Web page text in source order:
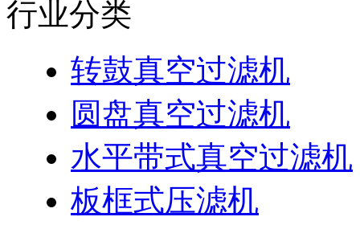
行业分类
转鼓真空过滤机
圆盘真空过滤机
水平带式真空过滤机
板框式压滤机